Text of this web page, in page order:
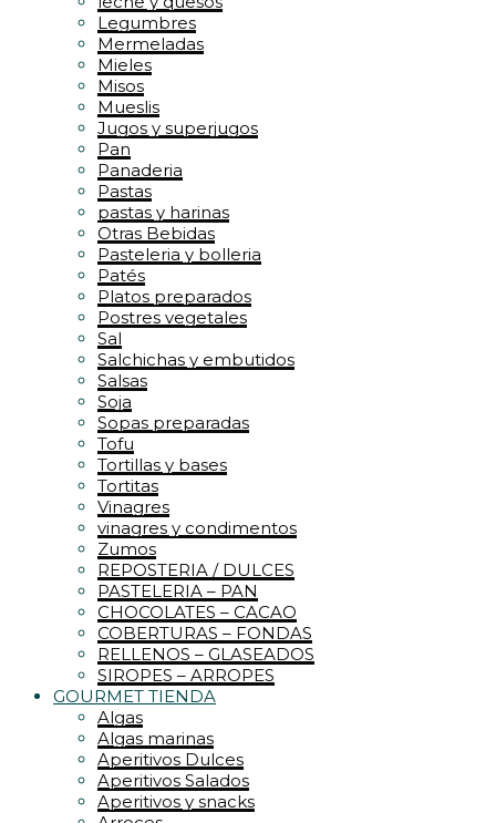
Legumbres
Mermeladas
Mieles
Misos
Mueslis
Jugos y superjugos
Pan
Panaderia
Pastas
pastas y harinas
Otras Bebidas
Pasteleria y bolleria
Patés
Platos preparados
Postres vegetales
Sal
Salchichas y embutidos
Salsas
Soja
Sopas preparadas
Tofu
Tortillas y bases
Tortitas
Vinagres
vinagres y condimentos
Zumos
REPOSTERIA / DULCES
PASTELERIA – PAN
CHOCOLATES – CACAO
COBERTURAS – FONDAS
RELLENOS – GLASEADOS
SIROPES – ARROPES
GOURMET TIENDA
Algas
Algas marinas
Aperitivos Dulces
Aperitivos Salados
Aperitivos y snacks